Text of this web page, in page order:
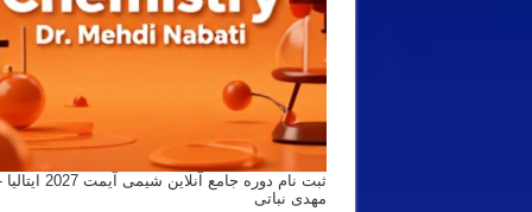
ثبت نام دوره جامع
مهدی نباتی